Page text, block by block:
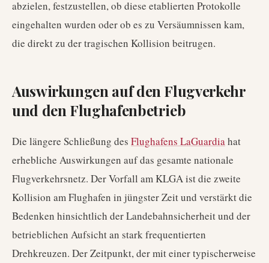
abzielen, festzustellen, ob diese etablierten Protokolle
eingehalten wurden oder ob es zu Versäumnissen kam,
die direkt zu der tragischen Kollision beitrugen.
Auswirkungen auf den Flugverkehr
und den Flughafenbetrieb
Die längere Schließung des Flughafens LaGuardiahat
erhebliche Auswirkungen auf das gesamte nationale
Flugverkehrsnetz. Der Vorfall am KLGA ist die zweite
Kollision am Flughafen in jüngster Zeit und verstärkt die
Bedenken hinsichtlich der Landebahnsicherheit und der
betrieblichen Aufsicht an stark frequentierten
Drehkreuzen. Der Zeitpunkt, der mit einer typischerweise